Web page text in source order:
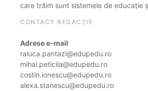
care trăim sunt sistemele de educație
CONTACT REDACȚIE
Adrese e-mail
raluca.pantazi@edupedu.ro
mihai.peticila@edupedu.ro
costin.ionescu@edupedu.ro
alexa.stanescu@edupedu.ro